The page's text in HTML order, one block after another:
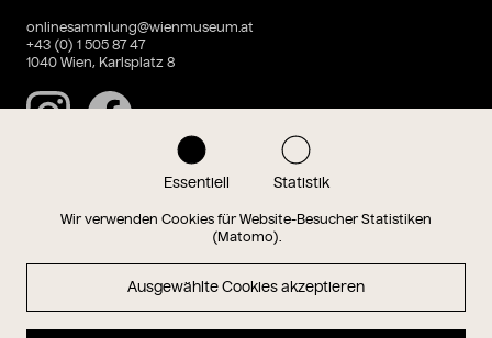
Essentiell Statistik
Wir verwenden Cookies für Website-Besucher Statistiken
(Matomo).
Ausgewählte Cookies akzeptieren
onlinesammlung@wienmuseum.at
+43 (0) 1 505 87 47
1040 Wien, Karlsplatz 8
InstagramFacebook
Magazin